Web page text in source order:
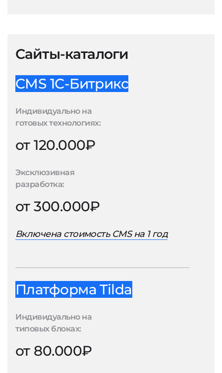
Сайты-каталоги
CMS 1С-Битрикс
Индивидуально на
готовых технологиях:
от 120.000₽
Эксклюзивная
разработка:
от 300.000₽
Включена стоимость CMS на 1 год
Платформа Tilda
Индивидуально на
типовых блоках:
от 80.000₽